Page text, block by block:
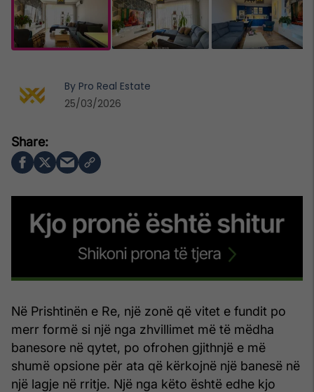
Në Prishtinën e Re, një zonë që vitet e fundit po
merr formë si një nga zhvillimet më të mëdha
banesore në qytet, po ofrohen gjithnjë e më
shumë opsione për ata që kërkojnë një banesë në
një lagje në rritje. Një nga këto është edhe kjo
By Pro Real Estate
25/03/2026